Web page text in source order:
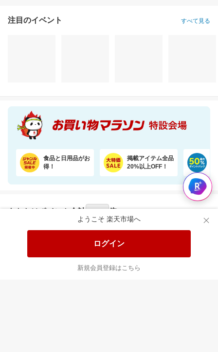
ようこそ 楽天市場へ
ログイン
新規会員登録はこちら
注目のイベント すべて見る
食品と日用品がお
得！
掲載アイテム全品
20%以上OFF！
あなたはポイント 合計 倍